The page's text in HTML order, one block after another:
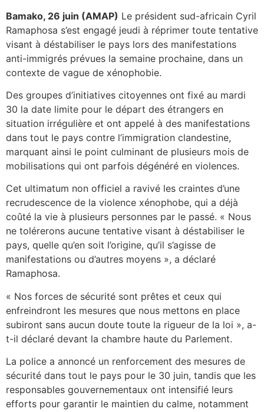
Bamako, 26 juin (AMAP) Le président sud-africain Cyril
Ramaphosa s’est engagé jeudi à réprimer toute tentative
visant à déstabiliser le pays lors des manifestations
anti-immigrés prévues la semaine prochaine, dans un
contexte de vague de xénophobie.
Des groupes d’initiatives citoyennes ont fixé au mardi
30 la date limite pour le départ des étrangers en
situation irrégulière et ont appelé à des manifestations
dans tout le pays contre l’immigration clandestine,
marquant ainsi le point culminant de plusieurs mois de
mobilisations qui ont parfois dégénéré en violences.
Cet ultimatum non officiel a ravivé les craintes d’une
recrudescence de la violence xénophobe, qui a déjà
coûté la vie à plusieurs personnes par le passé. « Nous
ne tolérerons aucune tentative visant à déstabiliser le
pays, quelle qu’en soit l’origine, qu’il s’agisse de
manifestations ou d’autres moyens », a déclaré
Ramaphosa.
« Nos forces de sécurité sont prêtes et ceux qui
enfreindront les mesures que nous mettons en place
subiront sans aucun doute toute la rigueur de la loi », a-
t-il déclaré devant la chambre haute du Parlement.
La police a annoncé un renforcement des mesures de
sécurité dans tout le pays pour le 30 juin, tandis que les
responsables gouvernementaux ont intensifié leurs
efforts pour garantir le maintien du calme, notamment